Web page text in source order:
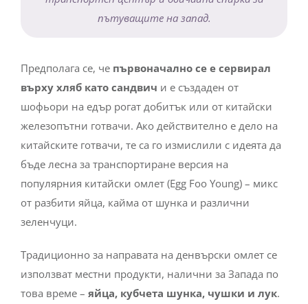
пътуващите на запад.
Предполага се, че първоначално се е сервирал
върху хляб като сандвич и е създаден от
шофьори на едър рогат добитък или от китайски
железопътни готвачи. Ако действително е дело на
китайските готвачи, те са го измислили с идеята да
бъде лесна за транспортиране версия на
популярния китайски омлет (Egg Foo Young) – микс
от разбити яйца, кайма от шунка и различни
зеленчуци.
Традиционно за направата на денвърски омлет се
използват местни продукти, налични за Запада по
това време – яйца, кубчета шунка, чушки и лук.